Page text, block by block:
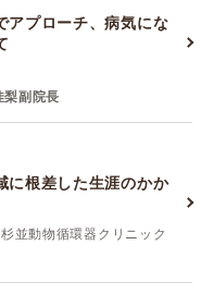
アプローチ、病気にな
梨副院長
に根差した生涯のかか
並動物循環器クリニック